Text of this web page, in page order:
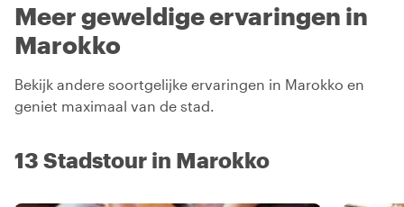
Meer geweldige ervaringen in
Marokko
Bekijk andere soortgelijke ervaringen in Marokko en
geniet maximaal van de stad.
13 Stadstour in Marokko